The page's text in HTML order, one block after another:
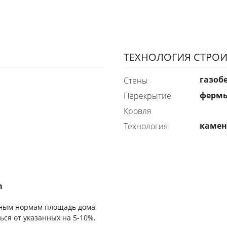
нормам площадь дома,
от указанных на 5-10%.
ТЕХНОЛОГИЯ
стены
перекрытие
Кровля
технология